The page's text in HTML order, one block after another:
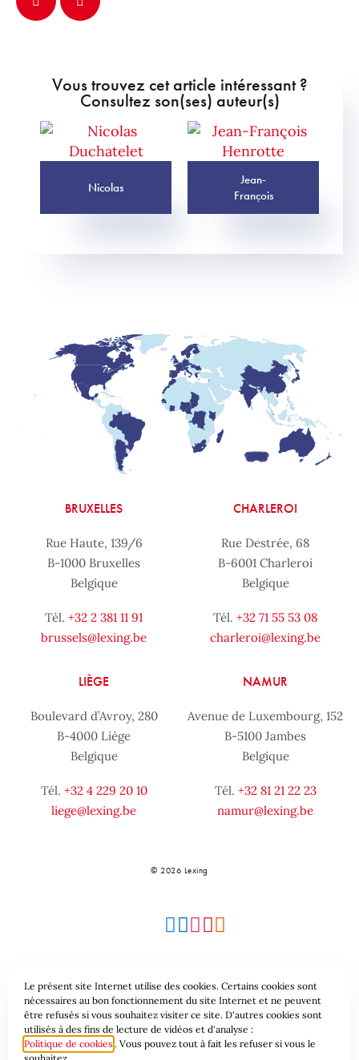
Vous trouvez cet article intéressant ?
Consultez son(ses) auteur(s)
Nicolas
Jean-
François
BRUXELLES
Rue Haute, 139/6
B-1000 Bruxelles
Belgique
Tél. +32 2 381 11 91
brussels@lexing.be
CHARLEROI
Rue Destrée, 68
B-6001 Charleroi
Belgique
Tél. +32 71 55 53 08
charleroi@lexing.be
LIÈGE
Boulevard d’Avroy, 280
B-4000 Liège
Belgique
Tél. +32 4 229 20 10
liege@lexing.be
NAMUR
Avenue de Luxembourg, 152
B-5100 Jambes
Belgique
Tél. +32 81 21 22 23
namur@lexing.be
© 2026 Lexing
Plan du site Conditions générales
Protection des données & Cookies
Le présent site Internet utilise des cookies. Certains cookies sont
nécessaires au bon fonctionnement du site Internet et ne peuvent
être refusés si vous souhaitez visiter ce site. D'autres cookies sont
utilisés à des fins de lecture de vidéos et d'analyse :
Politique de cookies . Vous pouvez tout à fait les refuser si vous le